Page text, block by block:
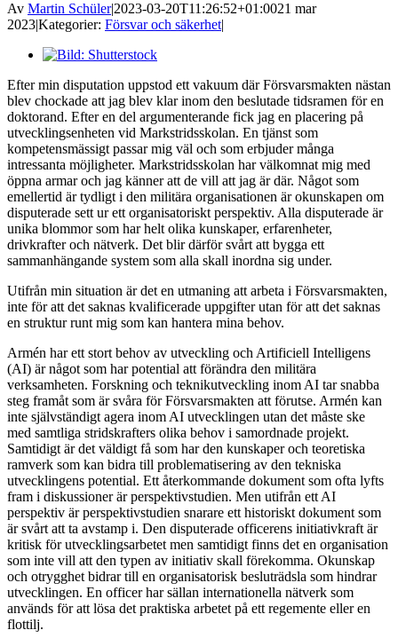
Av Martin Schüler|2023-03-20T11:26:52+01:0021 mar
2023|Kategorier: Försvar och säkerhet|
Visa
bild
Efter min disputation uppstod ett vakuum där Försvarsmakten nästan
blev chockade att jag blev klar inom den beslutade tidsramen för en
doktorand. Efter en del argumenterande fick jag en placering på
utvecklingsenheten vid Markstridsskolan. En tjänst som
kompetensmässigt passar mig väl och som erbjuder många
intressanta möjligheter. Markstridsskolan har välkomnat mig med
öppna armar och jag känner att de vill att jag är där. Något som
emellertid är tydligt i den militära organisationen är okunskapen om
disputerade sett ur ett organisatoriskt perspektiv. Alla disputerade är
unika blommor som har helt olika kunskaper, erfarenheter,
drivkrafter och nätverk. Det blir därför svårt att bygga ett
sammanhängande system som alla skall inordna sig under.
Utifrån min situation är det en utmaning att arbeta i Försvarsmakten,
inte för att det saknas kvalificerade uppgifter utan för att det saknas
en struktur runt mig som kan hantera mina behov.
Armén har ett stort behov av utveckling och Artificiell Intelligens
(AI) är något som har potential att förändra den militära
verksamheten. Forskning och teknikutveckling inom AI tar snabba
steg framåt som är svåra för Försvarsmakten att förutse. Armén kan
inte självständigt agera inom AI utvecklingen utan det måste ske
med samtliga stridskrafters olika behov i samordnade projekt.
Samtidigt är det väldigt få som har den kunskaper och teoretiska
ramverk som kan bidra till problematisering av den tekniska
utvecklingens potential. Ett återkommande dokument som ofta lyfts
fram i diskussioner är perspektivstudien. Men utifrån ett AI
perspektiv är perspektivstudien snarare ett historiskt dokument som
är svårt att ta avstamp i. Den disputerade officerens initiativkraft är
kritisk för utvecklingsarbetet men samtidigt finns det en organisation
som inte vill att den typen av initiativ skall förekomma. Okunskap
och otrygghet bidrar till en organisatorisk besluträdsla som hindrar
utvecklingen. En officer har sällan internationella nätverk som
används för att lösa det praktiska arbetet på ett regemente eller en
flottilj.